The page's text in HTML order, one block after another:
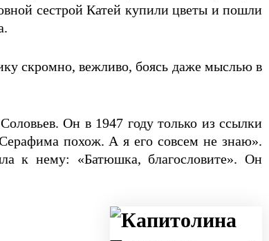
сестрой Катей купили цветы и пошли
скромно, вежливо, боясь даже мыслью в
Он в 1947 году только из ссылки
похож. А я его совсем не знаю».
к нему: «Батюшка, благословите». Он